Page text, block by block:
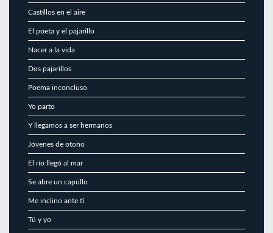
Castillos en el aire
El poeta y el pajarillo
Nacer a la vida
Dos pajarillos
Poema inconcluso
Yo parto
Y llegamos a ser hermanos
Jóvenes de otoño
El río llegó al mar
Se abre un capullo
Me inclino ante ti
Tú y yo